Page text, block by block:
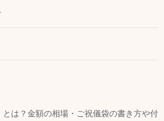
とは？金額の相場・ご祝儀袋の書き方や付